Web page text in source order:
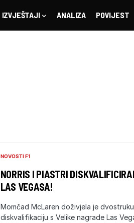
IZVJEŠTAJI ANALIZA POVIJEST
NOVOSTI F1
NORRIS I PIASTRI
LAS VEGASA!
Momčad McLaren doživjela je dvostruku
diskvalifikaciju s Velike nagrade Las